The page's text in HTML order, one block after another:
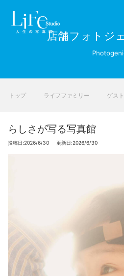
店舗フォトジ
トップ ライフファミリー ゲス
らしさが写る写真館
投稿日:2026/6/30 更新日:2026/6/30